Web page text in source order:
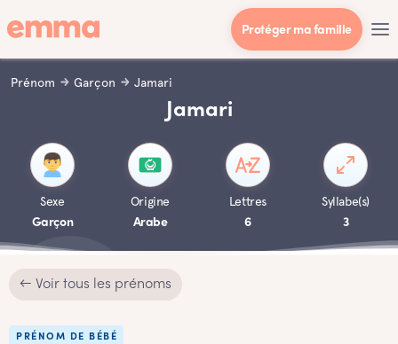
Protéger ma famille
Prénom Garçon Jamari
Jamari
Sexe
Garçon
Origine
Arabe
Lettres
6
Syllabe(s)
3
← Voir tous les prénoms
PRÉNOM DE BÉBÉ